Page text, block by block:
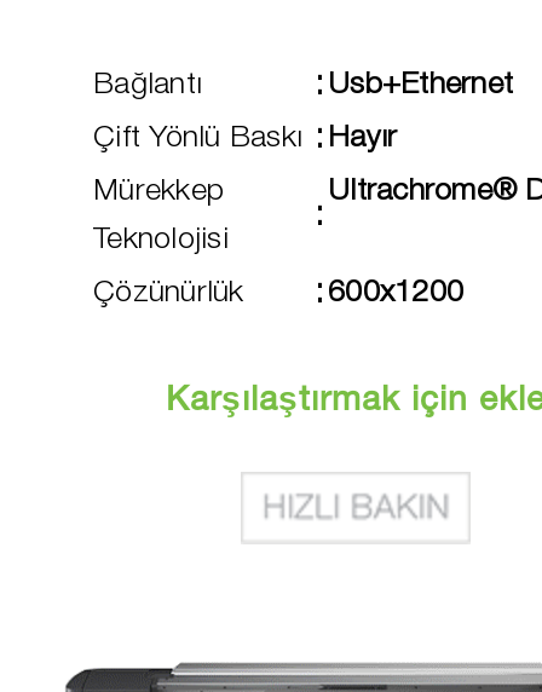
Bağlantı : Usb+Ethernet
Çift Yönlü Baskı : Hayır
Mürekkep
Teknolojisi
:
Ultrachrome®
Çözünürlük : 600x1200
Karşılaştırmak için